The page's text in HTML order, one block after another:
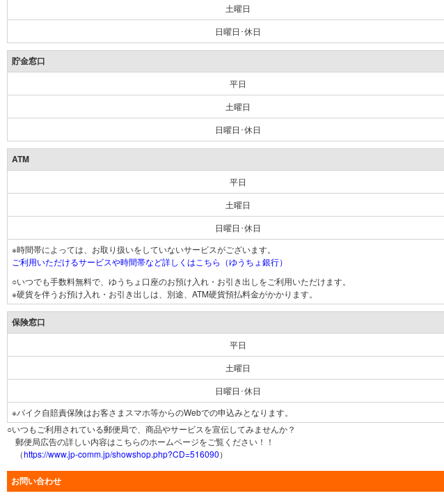
土曜日
日曜日･休日
貯金窓口
平日
土曜日
日曜日･休日
ATM
平日
土曜日
日曜日･休日
※時間帯によっては、お取り扱いをしていないサービスがございます。
ご利用いただけるサービスや時間帯など詳しくはこちら（ゆうちょ銀行）
○いつでも手数料無料で、ゆうちょ口座のお預け入れ・お引き出しをご利用いただけます。
※硬貨を伴うお預け入れ・お引き出しは、別途、ATM硬貨預払料金がかかります。
保険窓口
平日
土曜日
日曜日･休日
※バイク自賠責保険はお客さまスマホ等からのWebでの申込みとなります。
○いつもご利用されている郵便局で、商品やサービスを宣伝してみませんか？
郵便局広告の詳しい内容はこちらのホームページをご覧ください！！
（https://www.jp-comm.jp/showshop.php?CD=516090）
お問い合わせ